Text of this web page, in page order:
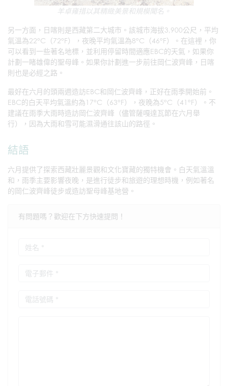
羊卓雍措以其精緻美景和規模聞名。
另一方面，日喀則是西藏第二大城市。該城市海拔3,900公尺，平均
氣溫為22°C（72°F），夜晚平均氣溫為8°C（46°F）。在這裡，你
可以看到一些著名地標，並利用停留時間適應EBC的天氣，如果你
計劃一睹雄偉的聖母峰。如果你計劃進一步前往岡仁波齊峰，日喀
則也是必經之路。
最好在六月的頭兩週造訪EBC和岡仁波齊峰，正好在雨季開始前。
EBC的白天平均氣溫約為17°C（63°F），夜晚為5°C（41°F）。不
建議在雨季大雨時造訪岡仁波齊峰（儘管薩嘎達瓦節在六月舉
行），因為大雨和雪可能濕滑通往該山的路徑。
結語
六月提供了探索西藏壯麗景觀和文化寶藏的獨特機會。白天氣溫溫
和，雨季主要影響夜晚，是進行徒步和旅遊的理想時機，例如著名
的岡仁波齊峰徒步或造訪聖母峰基地營。
有問題嗎？歡迎在下方快速提問！